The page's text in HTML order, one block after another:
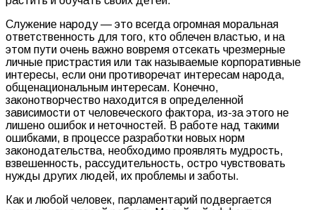
Служение народу — это всегда огромная моральная
ответственность для того, кто облечен властью, и на
этом пути очень важно вовремя отсекать чрезмерные
личные пристрастия или так называемые корпоративные
интересы, если они противоречат интересам народа,
общенациональным интересам. Конечно,
законотворчество находится в определенной
зависимости от человеческого фактора, из-за этого не
лишено ошибок и неточностей. В работе над такими
ошибками, в процессе разработки новых норм
законодательства, необходимо проявлять мудрость,
взвешенность, рассудительность, остро чувствовать
нужды других людей, их проблемы и заботы.
Как и любой человек, парламентарий подвергается